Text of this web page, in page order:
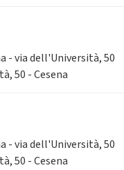
- via dell'Università, 50
50 - Cesena
- via dell'Università, 50
50 - Cesena